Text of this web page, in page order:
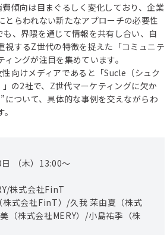
傾向は目まぐるしく変化しており、企業
とらわれない新たなアプローチの必要性
も、界隈を通じて情報を共有し合い、自
視するZ世代の特徴を捉えた「コミュニテ
ングが注目を集めています。
向けメディアであると「Sucle（シュク
」の2社で、Z世代マーケティングに欠か
について、具体的な事例を交えながらわ
日 （木） 13:00〜
/株式会社FinT
（株式会社FinT）/久我 茉由夏 （株式
（株式会社MERY）/小島祐季 （株